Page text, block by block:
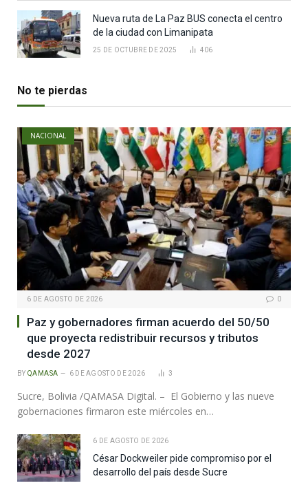
Nueva ruta de La Paz BUS conecta el centro
de la ciudad con Limanipata
25 DE OCTUBRE DE 2025 406
No te pierdas
NACIONAL
6 DE AGOSTO DE 2026 0
Paz y gobernadores firman acuerdo del 50/50
que proyecta redistribuir recursos y tributos
desde 2027
BY QAMASA 6 DE AGOSTO DE 2026 3
Sucre, Bolivia /QAMASA Digital. – El Gobierno y las nueve
gobernaciones firmaron este miércoles en…
6 DE AGOSTO DE 2026
César Dockweiler pide compromiso por el
desarrollo del país desde Sucre